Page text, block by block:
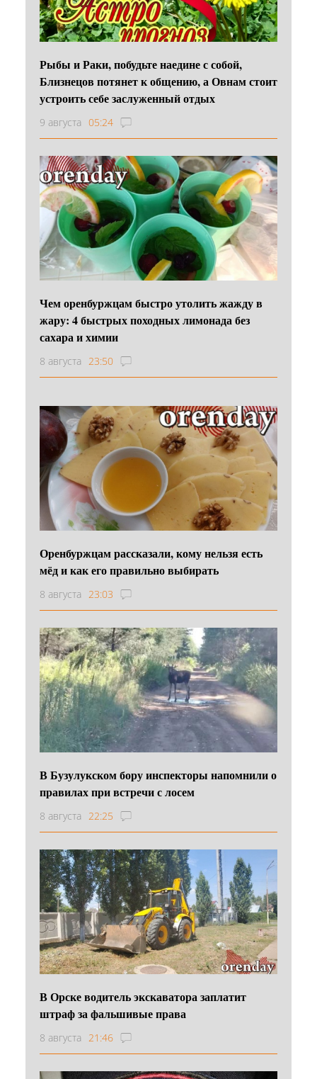
Рыбы и Раки, побудьте наедине с собой,
Близнецов потянет к общению, а Овнам стоит
устроить себе заслуженный отдых
9 августа 05:24
Чем оренбуржцам быстро утолить жажду в
жару: 4 быстрых походных лимонада без
сахара и химии
8 августа 23:50
Оренбуржцам рассказали, кому нельзя есть
мёд и как его правильно выбирать
8 августа 23:03
В Бузулукском бору инспекторы напомнили о
правилах при встречи с лосем
8 августа 22:25
В Орске водитель экскаватора заплатит
штраф за фальшивые права
8 августа 21:46